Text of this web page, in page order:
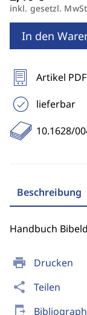
print Drucken
share Teilen
send_to_mobile
inkl. gesetzl.
In den
Artikel PDF
lieferbar
10.1628/
Beschreibung
Handbuch